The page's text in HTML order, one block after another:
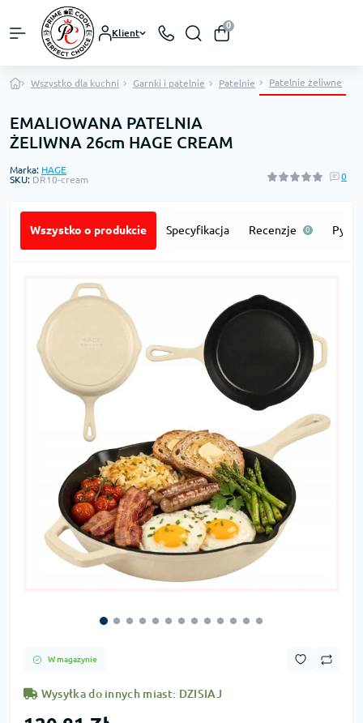
Klient
0
Wszystko dla kuchni Garnki i patelnie Patelnie Patelnie żeliwne
EMALIOWANA PATELNIA
ŻELIWNA 26cm HAGE CREAM
Marka: HAGE
SKU: DR10-cream 0
Wszystko o produkcie Specyfikacja Recenzje 0
W magazynie
Wysyłka do innych miast: DZISIAJ